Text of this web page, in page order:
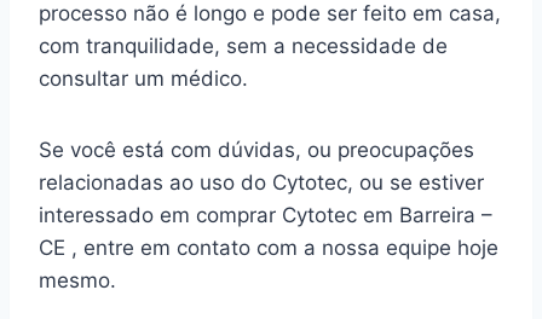
processo não é longo e pode ser feito em casa,
com tranquilidade, sem a necessidade de
consultar um médico.
Se você está com dúvidas, ou preocupações
relacionadas ao uso do Cytotec, ou se estiver
interessado em comprar Cytotec em Barreira –
CE , entre em contato com a nossa equipe hoje
mesmo.